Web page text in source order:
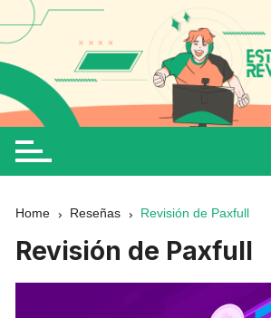
Home Reseñas Revisión de Paxfull
Revisión de Paxfull